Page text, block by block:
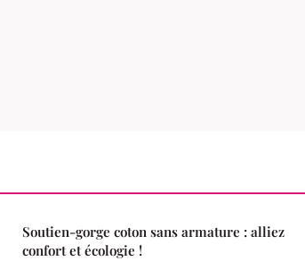
Soutien-gorge coton sans armature : alliez
confort et écologie !